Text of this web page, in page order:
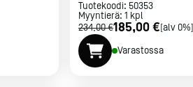
Tuotekoodi: 50353
Myyntierä: 1 kpl
234,00 €185,00 €[alv 0%]
Varastossa